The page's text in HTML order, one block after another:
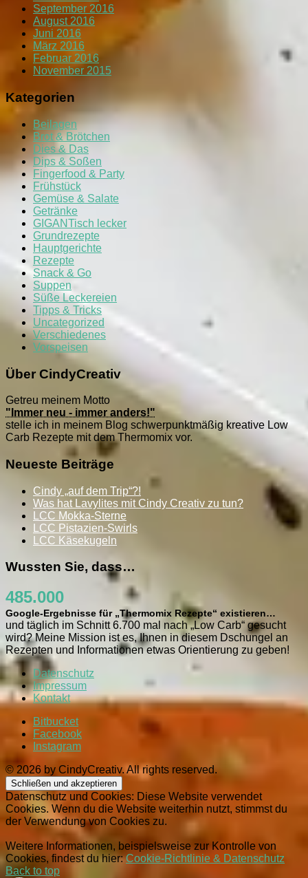
September 2016
August 2016
Juni 2016
März 2016
Februar 2016
November 2015
Kategorien
Beilagen
Brot & Brötchen
Dies & Das
Dips & Soßen
Fingerfood & Party
Frühstück
Gemüse & Salate
Getränke
GIGANTisch lecker
Grundrezepte
Hauptgerichte
Rezepte
Snack & Go
Suppen
Süße Leckereien
Tipps & Tricks
Uncategorized
Verschiedenes
Vorspeisen
Über CindyCreativ
Getreu meinem Motto
"Immer neu - immer anders!"
stelle ich in meinem Blog schwerpunktmäßig kreative Low
Carb Rezepte mit dem Thermomix vor.
Neueste Beiträge
Cindy „auf dem Trip“?!
Was hat Lavylites mit Cindy Creativ zu tun?
LCC Mokka-Sterne
LCC Pistazien-Swirls
LCC Käsekugeln
Wussten Sie, dass…
485.000
Google-Ergebnisse für „Thermomix Rezepte“ existieren…
und täglich im Schnitt 6.700 mal nach „Low Carb“ gesucht
wird? Meine Mission ist es, Ihnen in diesem Dschungel an
Rezepten und Informationen etwas Orientierung zu geben!
Datenschutz
Impressum
Kontakt
Bitbucket
Facebook
Instagram
© 2026 by CindyCreativ. All rights reserved.
Datenschutz und Cookies: Diese Website verwendet
Cookies. Wenn du die Website weiterhin nutzt, stimmst du
der Verwendung von Cookies zu.
Weitere Informationen, beispielsweise zur Kontrolle von
Cookies, findest du hier:Cookie-Richtlinie & Datenschutz
Back to top